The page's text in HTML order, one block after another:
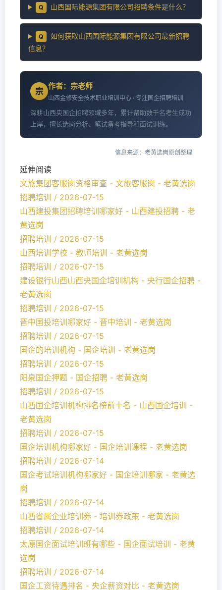
Q 山西国际能源集团有限公司招聘条件是什么？
Q
如何获取山西国际能源集团有限公司最新招聘
信息？
宗
作者：宗老师
山西金修安全技术职业培训中心 · 专注国企招聘培训
深耕山西央国企招聘领域多年，累计帮助数千名考生成功
上岸，擅长选岗分析、笔试备考指导和面试训练。
信息来源：老黄选岗原创整理
延伸阅读
文旅集团客服岗资格审查 - 文旅客服岗 - 老黄选岗
招聘培训 / 2026-07-15
山西建投集团招聘培训哪家好 - 山西建投招聘 - 老
黄选岗
招聘培训 / 2026-07-15
山西培训学校 - 教师培训 - 老黄选岗
招聘培训 / 2026-07-15
建设银行山西山西央国企培训机构 - 央行国企招聘 -
老黄选岗
招聘培训 / 2026-07-15
晋中国投培训哪家好 - 晋中培训 - 老黄选岗
招聘培训 / 2026-07-15
国企的培训机构 - 国企培训 - 老黄选岗
招聘培训 / 2026-07-15
阳泉国企押题 - 国企招聘 - 老黄选岗
招聘培训 / 2026-07-15
山西国企培训机构排名榜前十名 - 山西国企培训 -
老黄选岗
招聘培训 / 2026-07-15
国企培训机构哪家好 - 国企培训课程 - 老黄选岗
招聘培训 / 2026-07-14
国企考试培训机构哪家好 - 国企培训哪家 - 老黄选
岗
招聘培训 / 2026-07-14
山西省属企业培训券 - 培训券政策 - 老黄选岗
招聘培训 / 2026-07-14
太原国企面试培训班有哪些 - 国企面试培训 - 老黄
选岗
招聘培训 / 2026-07-14
国企工资待遇排名 - 央企薪资对比 - 老黄选岗